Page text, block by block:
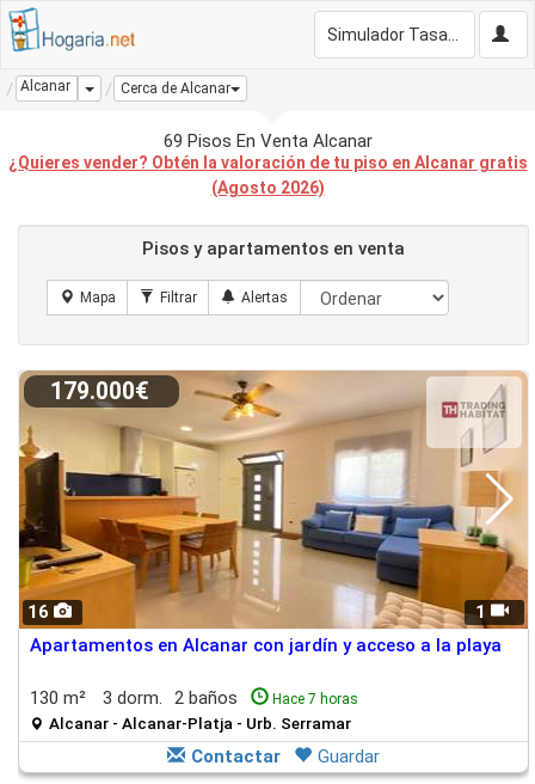
Alcanar Dropdown
Cerca de Alcanar
69 Pisos En Venta Alcanar
¿Quieres vender? Obtén la valoración de tu piso en Alcanar gratis
(Agosto 2026)
Pisos y apartamentos en venta
16 1
179.000€
Apartamentos en Alcanar con jardín y acceso a la playa
130 m² 3 dorm. 2 baños Hace 7 horas
Alcanar - Alcanar-Platja - Urb. Serramar
Contactar Guardar